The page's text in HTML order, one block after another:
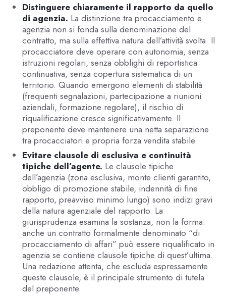
Distinguere chiaramente il rapporto da quello
di agenzia. La distinzione tra procacciamento e
agenzia non si fonda sulla denominazione del
contratto, ma sulla effettiva natura dell’attività svolta. Il
procacciatore deve operare con autonomia, senza
istruzioni regolari, senza obblighi di reportistica
continuativa, senza copertura sistematica di un
territorio. Quando emergono elementi di stabilità
(frequenti segnalazioni, partecipazione a riunioni
aziendali, formazione regolare), il rischio di
riqualificazione cresce significativamente. Il
preponente deve mantenere una netta separazione
tra procacciatori e propria forza vendita stabile.
Evitare clausole di esclusiva e continuità
tipiche dell’agente. Le clausole tipiche
dell’agenzia (zona esclusiva, monte clienti garantito,
obbligo di promozione stabile, indennità di fine
rapporto, preavviso minimo lungo) sono indizi gravi
della natura agenziale del rapporto. La
giurisprudenza esamina la sostanza, non la forma:
anche un contratto formalmente denominato “di
procacciamento di affari” può essere riqualificato in
agenzia se contiene clausole tipiche di quest’ultima.
Una redazione attenta, che escluda espressamente
queste clausole, è il principale strumento di tutela
del preponente.